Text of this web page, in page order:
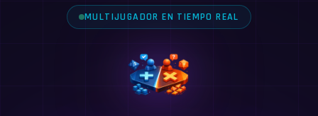
MULTIJUGADOR EN TIEMPO REAL